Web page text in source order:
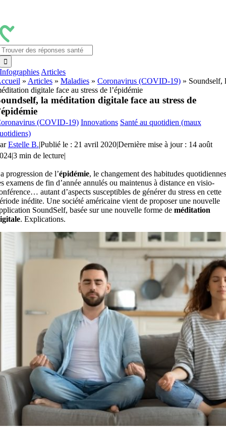
contenu
Infographies Articles
» Articles» Maladies» Coronavirus (COVID-19)» Soundself,
digitale face au stress de l’épidémie
la méditation digitale face au stress de
(COVID-19) Innovations Santé au quotidien (maux
Estelle B.|Publié le : 21 avril 2020|Dernière mise à jour : 14 août
|3 min de lecture|
progression de l’épidémie, le changement des habitudes
examens de fin d’année annulés ou maintenus à distance en visio-
autant d’aspects susceptibles de générer du stress en cette
inédite. Une société américaine vient de proposer une nouvelle
SoundSelf, basée sur une nouvelle forme de méditation
. Explications.